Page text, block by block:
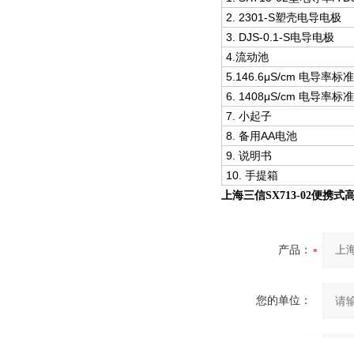
2. 2301-S塑壳电导电极
3. DJS-0.1-S电导电极
4.流动池
5.146.6μS/cm 电导率标
6. 1408μS/cm 电导率标
7. 小起子
8. 备用AA电池
9. 说明书
10. 手提箱
上海三信SX713-02便携式
产品：
您的单位：